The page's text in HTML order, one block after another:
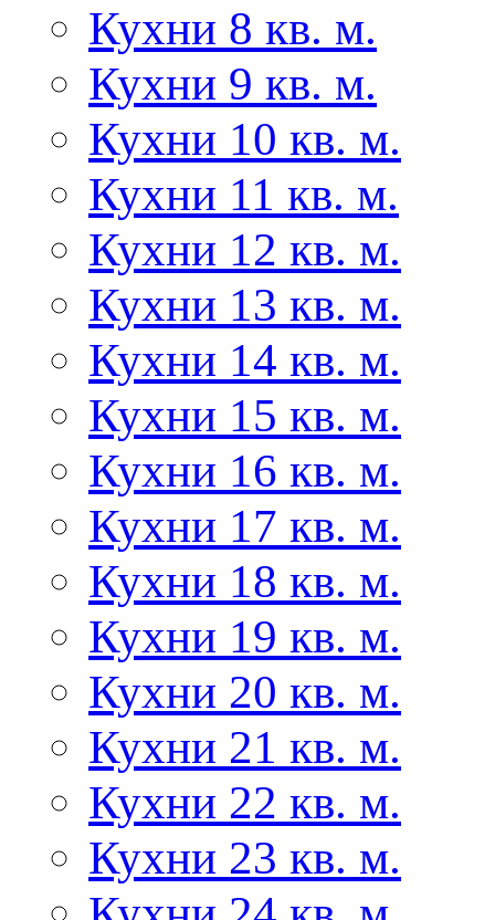
Кухни 8 кв. м.
Кухни 9 кв. м.
Кухни 10 кв. м.
Кухни 11 кв. м.
Кухни 12 кв. м.
Кухни 13 кв. м.
Кухни 14 кв. м.
Кухни 15 кв. м.
Кухни 16 кв. м.
Кухни 17 кв. м.
Кухни 18 кв. м.
Кухни 19 кв. м.
Кухни 20 кв. м.
Кухни 21 кв. м.
Кухни 22 кв. м.
Кухни 23 кв. м.